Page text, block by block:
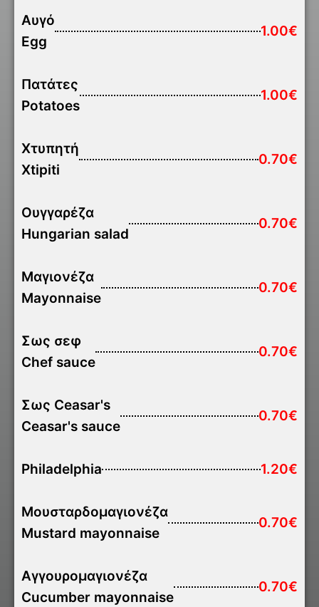
Αυγό
Egg
1.00€
Πατάτες
Potatoes
1.00€
Χτυπητή
Xtipiti
0.70€
Ουγγαρέζα
Hungarian salad
0.70€
Μαγιονέζα
Mayonnaise
0.70€
Σως σεφ
Chef sauce
0.70€
Σως Ceasar's
Ceasar's sauce
0.70€
Philadelphia 1.20€
Μουσταρδομαγιονέζα
Mustard mayonnaise
0.70€
Αγγουρομαγιονέζα
Cucumber mayonnaise
0.70€